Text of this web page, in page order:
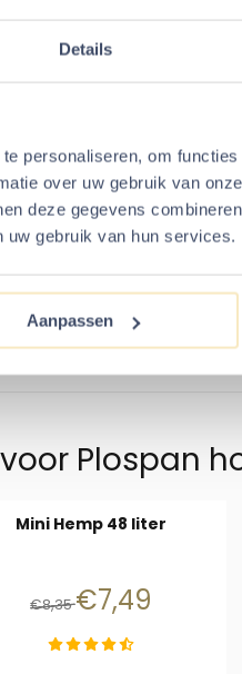
Details
personaliseren, om
over uw gebruik van
deze gegevens
gebruik van hun services.
Aanpassen
knaagdieren
. U kunt ook
zoals
muis of
aan.
zoals hierboven
het verblijf en stamp het
een goede ondergrond dan
Plospan
Mini Hemp 48 liter
Van 8,35 voor 7,49
€8,35€7,49